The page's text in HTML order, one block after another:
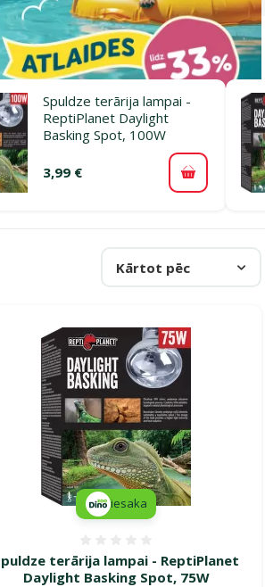
Spuldze terārija lampai -
ReptiPlanet Daylight
Basking Spot, 100W
3,99 € Pievienot
Kārtot pēc
1
terārija lampai - ReptiPlanet
Daylight Basking Spot, 75W
iesaka